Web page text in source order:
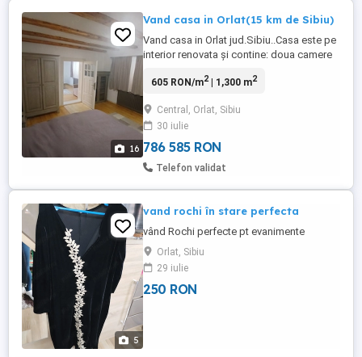
16
Vand casa in Orlat(15 km de Sibiu)
Vand casa in Orlat jud.Sibiu..Casa este pe
interior renovata și contine: doua camere
șură cu un spațiu generos și o
1300 mp și beneficiază de apa,curent
electric și gaz...prețul este de 150.000
euro neg...bonus se ...
605 RON/m2| 1,300 m2
Central, Orlat, Sibiu
30 iulie
786 585 RON
Telefon validat
5
vand rochi în stare perfecta
vând Rochi perfecte pt evanimente
Orlat, Sibiu
29 iulie
250 RON